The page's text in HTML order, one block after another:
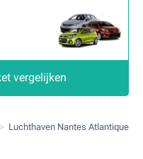
vergelijken
Luchthaven Nantes Atlantique